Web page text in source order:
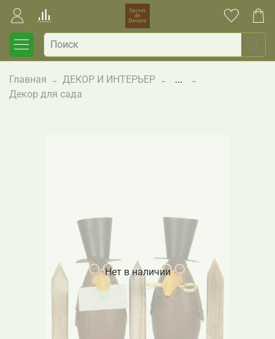
Главная ДЕКОР И ИНТЕРЬЕР
...
Декор для сада
Нет в наличии